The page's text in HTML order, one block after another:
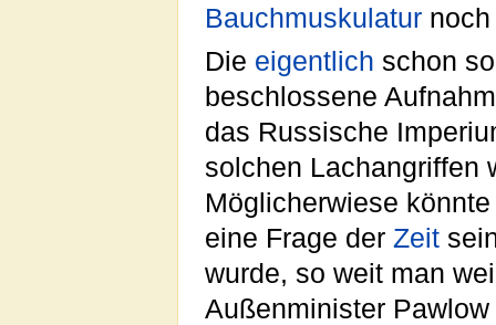
Bauchmuskulatur
Die eigentlich schon
beschlossene
das Russische
solchen Lachangriffen
Möglicherwiese
eine Frage der Zeit
wurde, so weit man
Außenminister